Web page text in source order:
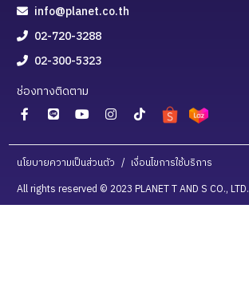
info@planet.co.th
02-720-3288
02-300-5323
ช่องทางติดตาม
นโยบายความเป็นส่วนตัว / เงื่อนไขการใช้บริการ
All rights reserved © 2023 PLANET T AND S CO., LTD.